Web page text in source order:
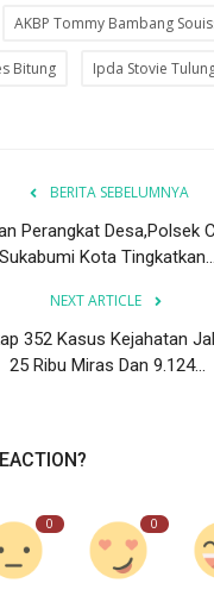
AKBP Tommy Bambang
Bitung Ipda Stovie
BERITA SEBELUMNYA
Perangkat Desa,Polsek
Sukabumi Kota Tingkatkan...
NEXT ARTICLE
352 Kasus Kejahatan
25 Ribu Miras Dan 9.124...
0 0